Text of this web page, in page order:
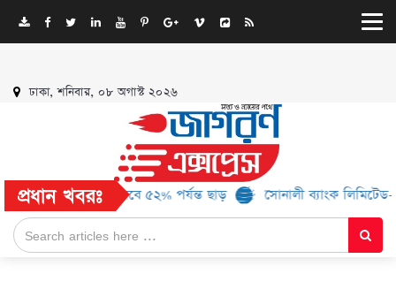
ঢাকা, শনিবার, ০৮ অগাস্ট ২০২৬
প্রধান খবরঃ
ব্র্যান্ড, মিলবে ৫২% পর্যন্ত ছাড় সোনালী ব্যাংক লিমিটেড-এর